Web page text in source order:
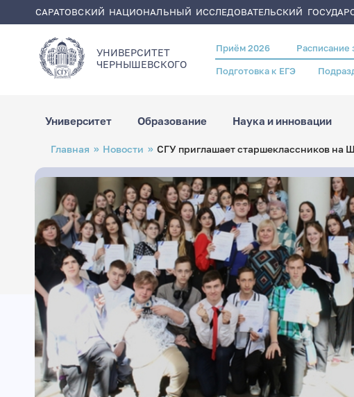
содержанию
САРАТОВСКИЙ НАЦИОНАЛЬНЫЙ ИССЛЕДОВАТЕЛЬСКИЙ
УНИВЕРСИТЕТ
ЧЕРНЫШЕВСКОГO
Header
menu
Приём 2026 Расписание
Подготовка к ЕГЭ
Университет Образование Наука и инновации
Строка
навигации
Главная Новости СГУ приглашает старшеклассников на